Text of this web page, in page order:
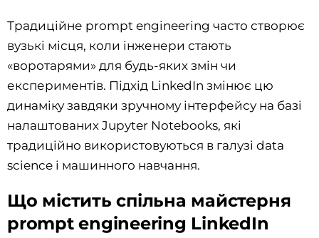
Традиційне prompt engineering часто створює
вузькі місця, коли інженери стають
«воротарями» для будь-яких змін чи
експериментів. Підхід LinkedIn змінює цю
динаміку завдяки зручному інтерфейсу на базі
налаштованих Jupyter Notebooks, які
традиційно використовуються в галузі data
science і машинного навчання.
Що містить спільна майстерня
prompt engineering LinkedIn